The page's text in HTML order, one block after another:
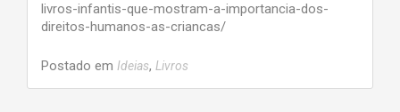
livros-infantis-que-mostram-a-importancia-dos-
direitos-humanos-as-criancas/
Postado em Ideias, Livros